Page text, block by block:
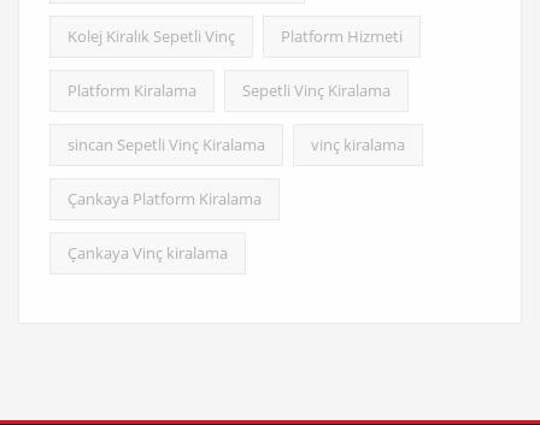
Kolej Kiralık Sepetli Vinç Platform Hizmeti
Platform Kiralama Sepetli Vinç Kiralama
sincan Sepetli Vinç Kiralama vinç kiralama
Çankaya Platform Kiralama
Çankaya Vinç kiralama